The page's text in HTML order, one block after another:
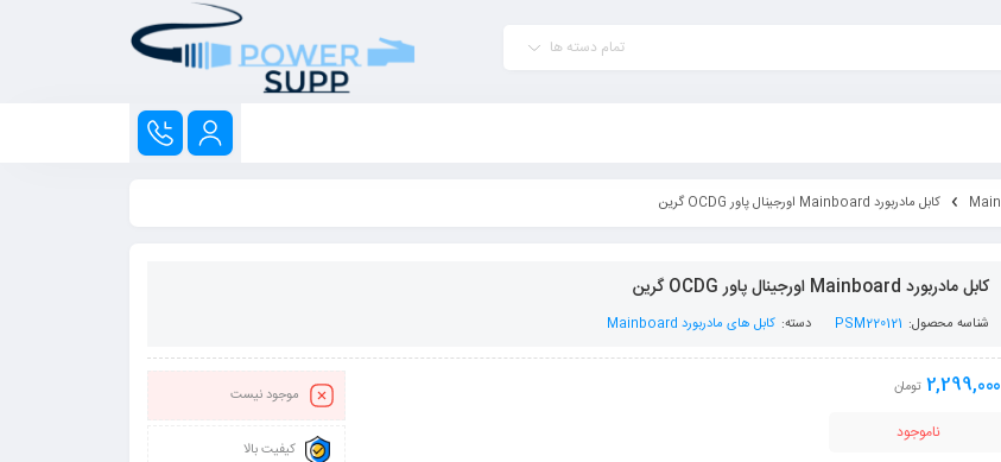
تمام دسته ها
کابل مادربورد Mainboard اورجینال پاور OCDG گرین
کابل مادربورد Mainboard اورجینال پاور OCDG گرین
شناسه محصول: PSM220121 دسته: کابل های مادربورد Mainboard
2,299,000 تومان
ناموجود
موجود نیست
کیفیت بالا